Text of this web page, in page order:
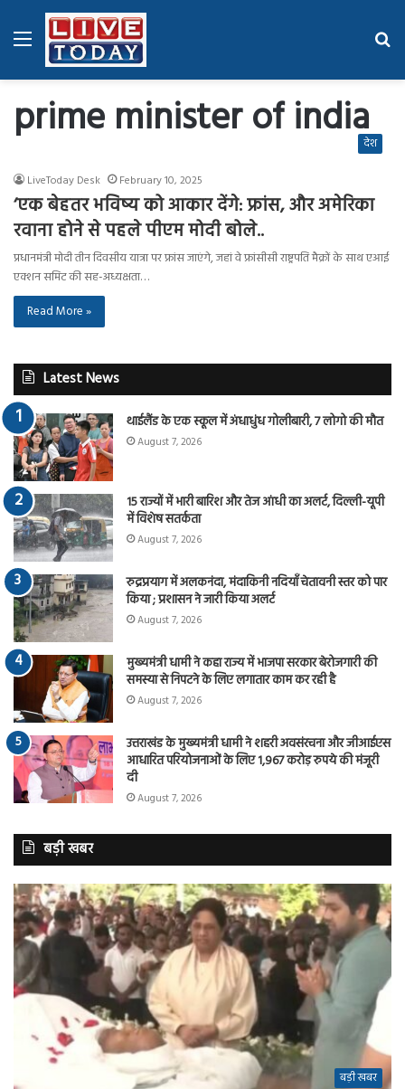
Menu
prime minister of indiaदेश
LiveToday Desk February 10, 2025
‘एक बेहतर भविष्य को आकार देंगे: फ्रांस, और अमेरिका
रवाना होने से पहले पीएम मोदी बोले..
प्रधानमंत्री मोदी तीन दिवसीय यात्रा पर फ्रांस जाएंगे, जहां वे फ्रांसीसी राष्ट्रपति मैक्रों के साथ एआई
एक्शन समिट की सह-अध्यक्षता…
Read More »
Latest News
थाईलैंड के एक स्कूल में अंधाधुंध गोलीबारी, 7 लोगो की मौत
August 7, 2026
15 राज्यों में भारी बारिश और तेज आंधी का अलर्ट, दिल्ली-यूपी
में विशेष सतर्कता
August 7, 2026
रुद्रप्रयाग में अलकनंदा, मंदाकिनी नदियाँ चेतावनी स्तर को पार
किया ; प्रशासन ने जारी किया अलर्ट
August 7, 2026
मुख्यमंत्री धामी ने कहा राज्य में भाजपा सरकार बेरोजगारी की
समस्या से निपटने के लिए लगातार काम कर रही है
August 7, 2026
उत्तराखंड के मुख्यमंत्री धामी ने शहरी अवसंरचना और जीआईएस
आधारित परियोजनाओं के लिए 1,967 करोड़ रुपये की मंजूरी
दी
August 7, 2026
बड़ी खबर
बड़ी खबर